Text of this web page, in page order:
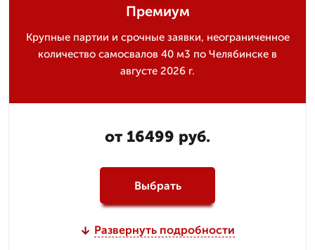
Премиум
Крупные партии и срочные заявки, неограниченное
количество самосвалов 40 м3 по Челябинске в
августе 2026 г.
от 16499 руб.
Выбрать
Развернуть подробности